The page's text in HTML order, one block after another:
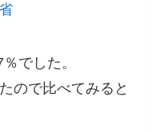
でした。
ので比べてみると